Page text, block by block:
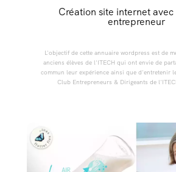
Création site internet avec
entrepreneur
L'objectif de cette annuaire wordpress est de
anciens élèves de l'ITECH qui ont envie de
commun leur expérience ainsi que d'entretenir
Club Entrepreneurs & Dirigeants de